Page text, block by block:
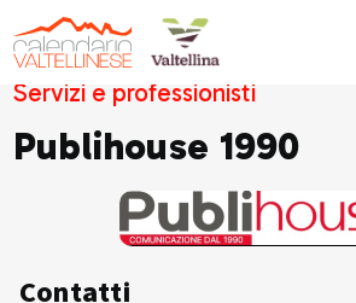
Servizi e professionisti
Publihouse 1990
Contatti